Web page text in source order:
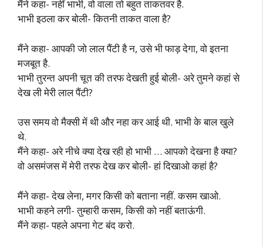
मैंने कहा- नहीं भाभी, वो वाला तो बहुत ताकतवर है.
भाभी इठला कर बोली- कितनी ताकत वाला है?
मैंने कहा- आपकी जो लाल पैंटी है न, उसे भी फाड़ देगा, वो इतना
मजबूत है.
भाभी तुरन्त अपनी चूत की तरफ देखती हुई बोली- अरे तुमने कहां से
देख ली मेरी लाल पैंटी?
उस समय वो मैक्सी में थी और नहा कर आई थी. भाभी के बाल खुले
थे.
मैंने कहा- अरे नीचे क्या देख रही हो भाभी … आपको देखना है क्या?
वो असमंजस में मेरी तरफ देख कर बोली- हां दिखाओ कहां है?
मैंने कहा- देख लेना, मगर किसी को बताना नहीं. कसम खाओ.
भाभी कहने लगी- तुम्हारी कसम, किसी को नहीं बताऊंगी.
मैंने कहा- पहले अपना गेट बंद करो.